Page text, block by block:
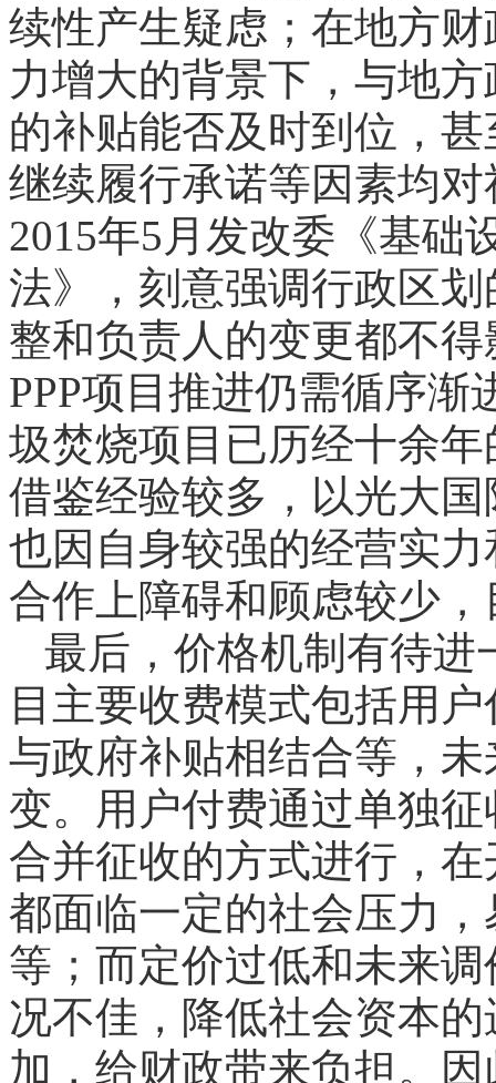
续性产生疑虑；在地方
力增大的背景下，与地
的补贴能否及时到位，
继续履行承诺等因素均
2015年5月发改委《基础
法》，刻意强调行政区
整和负责人的变更都不
PPP项目推进仍需循序
圾焚烧项目已历经十余
借鉴经验较多，以光大
也因自身较强的经营实
合作上障碍和顾虑较少
最后，价格机制有待进
目主要收费模式包括用
与政府补贴相结合等，
变。用户付费通过单独
合并征收的方式进行，
都面临一定的社会压力
等；而定价过低和未来
况不佳，降低社会资本
加，给财政带来负担。